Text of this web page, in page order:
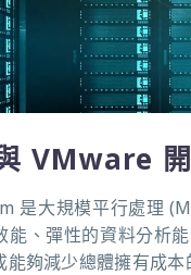
VMware
是大規模平行處理
能、彈性的資料分析
能夠減少總體擁有成本